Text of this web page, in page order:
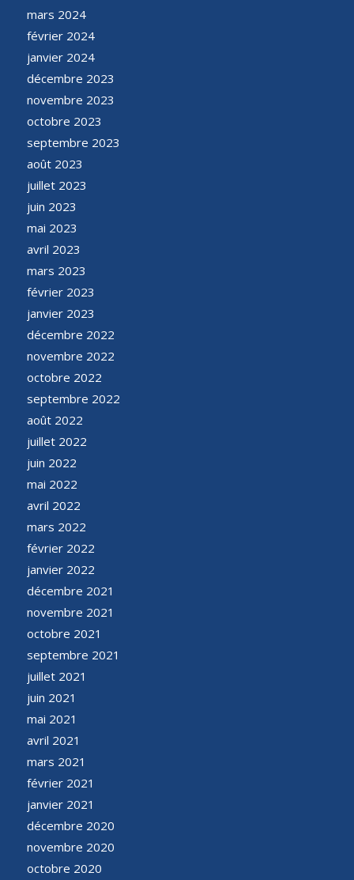
mars 2024
février 2024
janvier 2024
décembre 2023
novembre 2023
octobre 2023
septembre 2023
août 2023
juillet 2023
juin 2023
mai 2023
avril 2023
mars 2023
février 2023
janvier 2023
décembre 2022
novembre 2022
octobre 2022
septembre 2022
août 2022
juillet 2022
juin 2022
mai 2022
avril 2022
mars 2022
février 2022
janvier 2022
décembre 2021
novembre 2021
octobre 2021
septembre 2021
juillet 2021
juin 2021
mai 2021
avril 2021
mars 2021
février 2021
janvier 2021
décembre 2020
novembre 2020
octobre 2020